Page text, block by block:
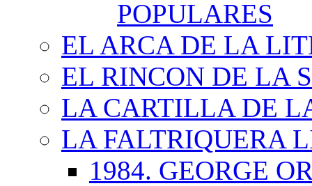
POPULARES
EL ARCA DE LA
EL RINCON DE LA
LA CARTILLA DE
LA FALTRIQUERA
1984. GEORGE